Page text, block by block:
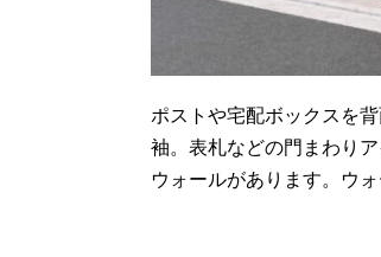
ポストや宅配ボックスを
袖。表札などの門まわり
ウォールがあります。ウ